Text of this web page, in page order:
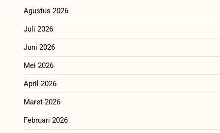
Agustus 2026
Juli 2026
Juni 2026
Mei 2026
April 2026
Maret 2026
Februari 2026